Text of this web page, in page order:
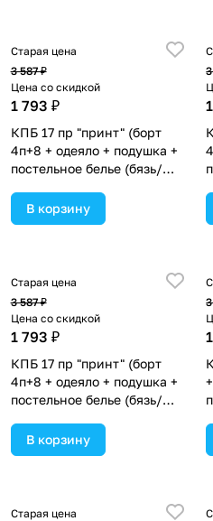
Старая цена
3 587 ₽
Цена со скидкой
1 793 ₽
КПБ 17 пр "принт" (борт
4п+8 + одеяло + подушка +
постельное белье (бязь/
(№П207_4а8бб_10) цвета в
ассортименте.
В корзину
Старая цена
3 587 ₽
Цена со скидкой
1 793 ₽
КПБ 17 пр "принт" (борт
4п+8 + одеяло + подушка +
постельное белье (бязь/
(№П207_4а8бб_08) цвета в
ассортименте.
В корзину
Старая цена